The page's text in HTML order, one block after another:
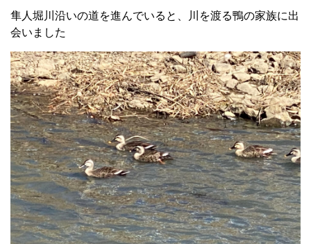
隼人堀川沿いの道を進んでいると、川を渡る鴨の家族に出
会いました